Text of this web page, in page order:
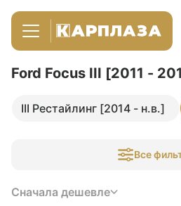
Ford Focus III [2011 -
III Рестайлинг [2014 - н.в.]
Все
Сначала дешевле